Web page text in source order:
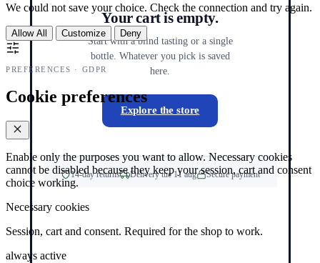
Your cart is empty.
Start with a blind tasting or a single
bottle. Whatever you pick is saved
here.
Explore the store
14-day returns Delivery tue 11 aug Secure payment
We could not save your choice. Check the connection and try again.
Allow All Customize Deny
PREFERENCES · GDPR
Cookie preferences
Enable only the purposes you want to allow. Necessary cookies
cannot be disabled because they keep your session, cart and consent
choice working.
Necessary cookies
Session, cart and consent. Required for the shop to work.
always active